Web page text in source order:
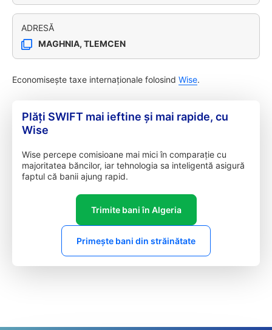
ADRESĂ
MAGHNIA, TLEMCEN
Economisește taxe internaționale folosind Wise.
Plăți SWIFT mai ieftine și mai rapide, cu
Wise
Wise percepe comisioane mai mici în comparație cu
majoritatea băncilor, iar tehnologia sa inteligentă asigură
faptul că banii ajung rapid.
Trimite bani în Algeria
Primește bani din străinătate